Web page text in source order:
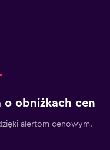
obniżkach cen
alertom cenowym.